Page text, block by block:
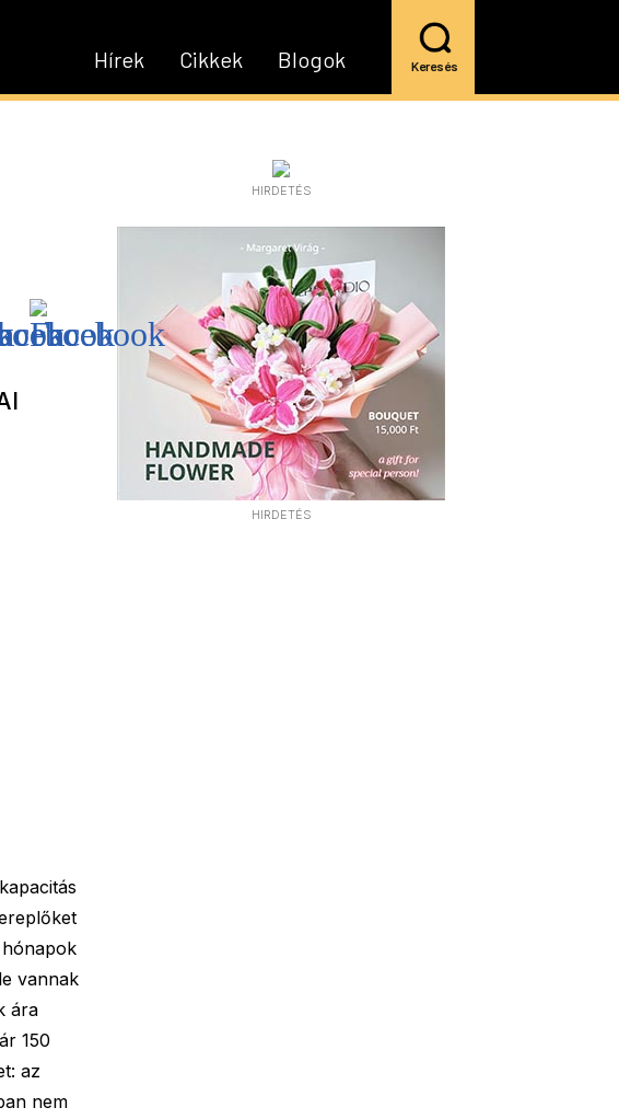
Blogok
Cikkek
Hírek Keresés
HIRDETÉS
HIRDETÉS
vannak
ára
150
az
nem